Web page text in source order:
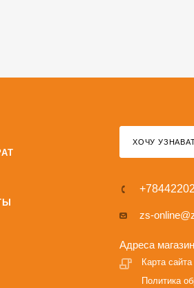
ХОЧУ
zs-
Адреса
Карта сайта
Политика